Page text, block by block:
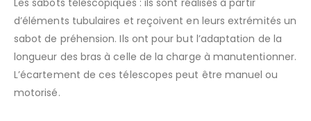
Les sabots télescopiques : ils sont réalisés à partir
d’éléments tubulaires et reçoivent en leurs extrémités un
sabot de préhension. Ils ont pour but l’adaptation de la
longueur des bras à celle de la charge à manutentionner.
L’écartement de ces télescopes peut être manuel ou
motorisé.